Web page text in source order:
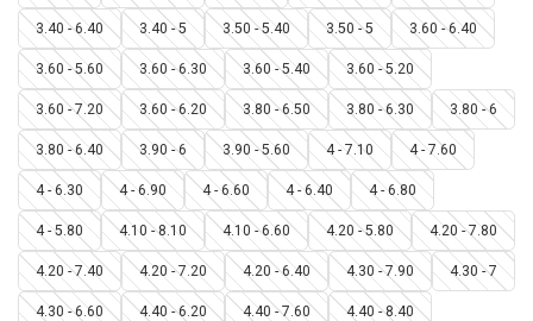
3.40 - 6.40 3.40 - 5 3.50 - 5.40 3.50 - 5 3.60 - 6.40
3.60 - 5.60 3.60 - 6.30 3.60 - 5.40 3.60 - 5.20
3.60 - 7.20 3.60 - 6.20 3.80 - 6.50 3.80 - 6.30 3.80 - 6
3.80 - 6.40 3.90 - 6 3.90 - 5.60 4 - 7.10 4 - 7.60
4 - 6.30 4 - 6.90 4 - 6.60 4 - 6.40 4 - 6.80
4 - 5.80 4.10 - 8.10 4.10 - 6.60 4.20 - 5.80 4.20 - 7.80
4.20 - 7.40 4.20 - 7.20 4.20 - 6.40 4.30 - 7.90 4.30 - 7
4.30 - 6.60 4.40 - 6.20 4.40 - 7.60 4.40 - 8.40